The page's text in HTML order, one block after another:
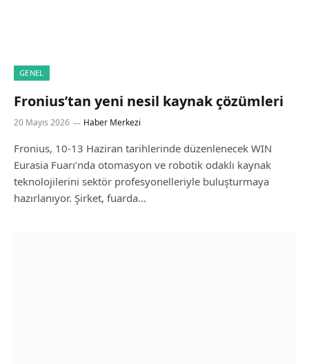
GENEL
Fronius’tan yeni nesil kaynak çözümleri
20 Mayıs 2026 Haber Merkezi
Fronius, 10-13 Haziran tarihlerinde düzenlenecek WIN
Eurasia Fuarı’nda otomasyon ve robotik odaklı kaynak
teknolojilerini sektör profesyonelleriyle buluşturmaya
hazırlanıyor. Şirket, fuarda…